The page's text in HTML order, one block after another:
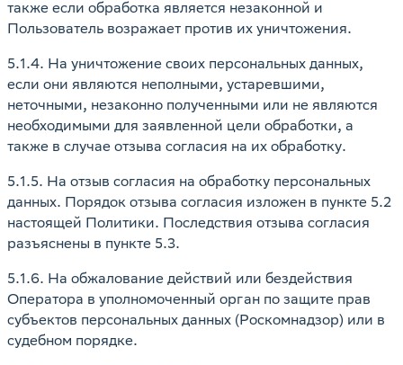
также если обработка является незаконной и
Пользователь возражает против их уничтожения.
5.1.4. На уничтожение своих персональных данных,
если они являются неполными, устаревшими,
неточными, незаконно полученными или не являются
необходимыми для заявленной цели обработки, а
также в случае отзыва согласия на их обработку.
5.1.5. На отзыв согласия на обработку персональных
данных. Порядок отзыва согласия изложен в пункте 5.2
настоящей Политики. Последствия отзыва согласия
разъяснены в пункте 5.3.
5.1.6. На обжалование действий или бездействия
Оператора в уполномоченный орган по защите прав
субъектов персональных данных (Роскомнадзор) или в
судебном порядке.